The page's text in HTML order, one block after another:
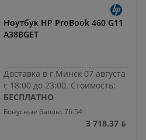
Ноутбук HP ProBook 460 G11
A38BGET
Доставка в г.Минск 07 августа
с 18:00 до 23:00. Стоимость:
БЕСПЛАТНО
Бонусные баллы: 76.54
3 718.37 ƃ